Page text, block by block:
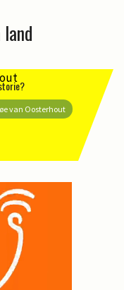
van Oosterhout